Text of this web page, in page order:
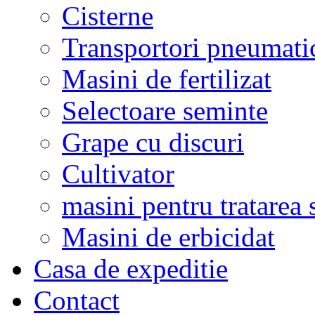
Cisterne
Transportori
Masini de fertilizat
Selectoare seminte
Grape cu discuri
Cultivator
masini pentru tratarea
Masini de erbicidat
Casa de expeditie
Contact